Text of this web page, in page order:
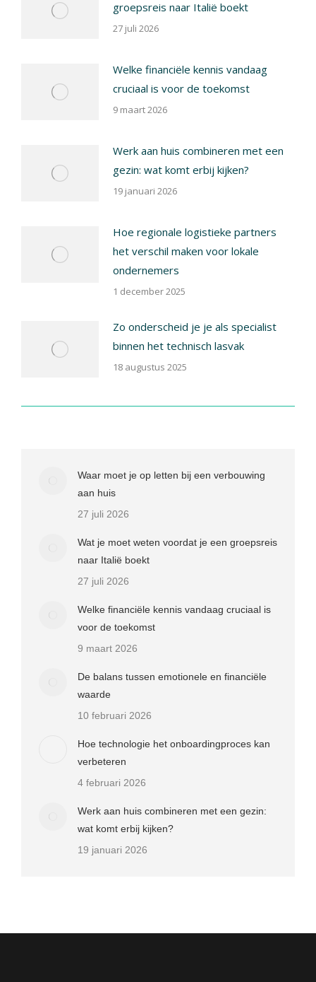
groepsreis naar Italië boekt
27 juli 2026
Welke financiële kennis vandaag
cruciaal is voor de toekomst
9 maart 2026
Werk aan huis combineren met een
gezin: wat komt erbij kijken?
19 januari 2026
Hoe regionale logistieke partners
het verschil maken voor lokale
ondernemers
1 december 2025
Zo onderscheid je je als specialist
binnen het technisch lasvak
18 augustus 2025
Waar moet je op letten bij een verbouwing
aan huis
27 juli 2026
Wat je moet weten voordat je een groepsreis
naar Italië boekt
27 juli 2026
Welke financiële kennis vandaag cruciaal is
voor de toekomst
9 maart 2026
De balans tussen emotionele en financiële
waarde
10 februari 2026
Hoe technologie het onboardingproces kan
verbeteren
4 februari 2026
Werk aan huis combineren met een gezin:
wat komt erbij kijken?
19 januari 2026